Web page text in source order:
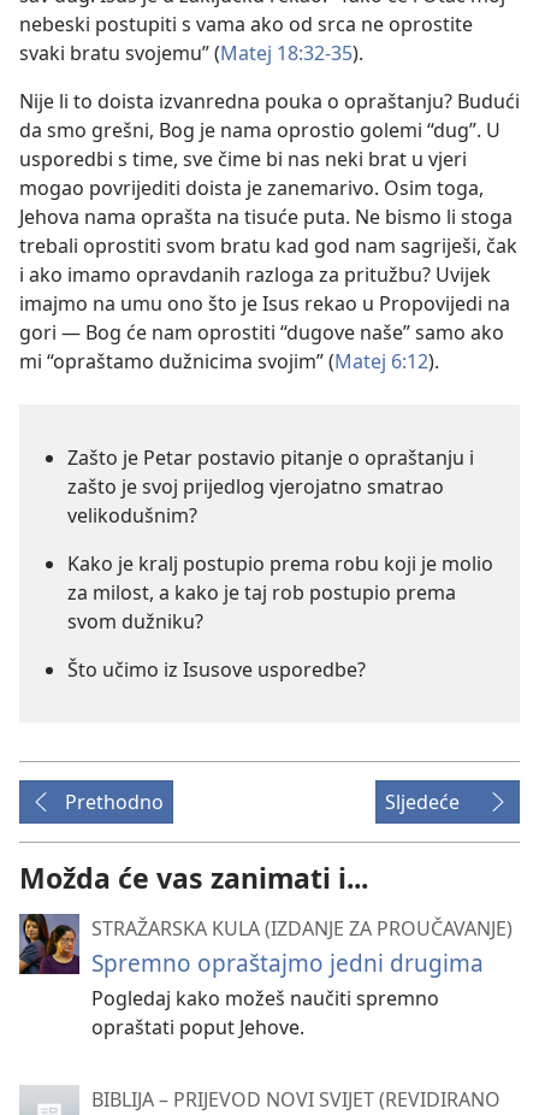
nebeski postupiti s vama ako od srca ne oprostite
svaki bratu svojemu” (Matej 18:32-35).
Nije li to doista izvanredna pouka o opraštanju? Budući
da smo grešni, Bog je nama oprostio golemi “dug”. U
usporedbi s time, sve čime bi nas neki brat u vjeri
mogao povrijediti doista je zanemarivo. Osim toga,
Jehova nama oprašta na tisuće puta. Ne bismo li stoga
trebali oprostiti svom bratu kad god nam sagriješi, čak
i ako imamo opravdanih razloga za pritužbu? Uvijek
imajmo na umu ono što je Isus rekao u Propovijedi na
gori — Bog će nam oprostiti “dugove naše” samo ako
mi “opraštamo dužnicima svojim” (Matej 6:12).
Zašto je Petar postavio pitanje o opraštanju i
zašto je svoj prijedlog vjerojatno smatrao
velikodušnim?
Kako je kralj postupio prema robu koji je molio
za milost, a kako je taj rob postupio prema
svom dužniku?
Što učimo iz Isusove usporedbe?
Prethodno Sljedeće
Možda će vas zanimati i...
STRAŽARSKA KULA (IZDANJE ZA PROUČAVANJE)
Spremno opraštajmo jedni drugima
Pogledaj kako možeš naučiti spremno
opraštati poput Jehove.
BIBLIJA – PRIJEVOD NOVI SVIJET (REVIDIRANO